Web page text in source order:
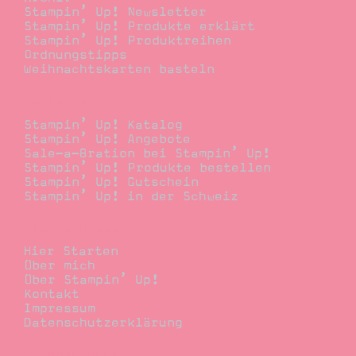
Stampin’ Up! Newsletter
Stampin’ Up! Produkte erklärt
Stampin’ Up! Produktreihen
Ordnungstipps
Weihnachtskarten basteln
Stampin’ Up! Katalog
Stampin’ Up! Angebote
Sale-a-Bration bei Stampin’ Up!
Stampin’ Up! Produkte bestellen
Stampin’ Up! Gutschein
Stampin’ Up! in der Schweiz
Hier Starten
Über mich
Über Stampin’ Up!
Kontakt
Impressum
Datenschutzerklärung